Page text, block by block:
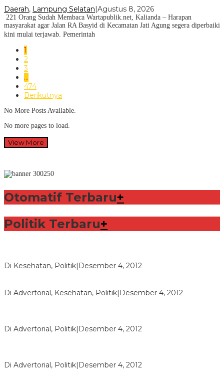
Daerah, Lampung Selatan Agustus 8, 2026
221 Orang Sudah Membaca Wartapublik.net, Kalianda – Harapan
masyarakat agar Jalan RA Basyid di Kecamatan Jati Agung segera diperbaiki
kini mulai terjawab. Pemerintah
1
2
3
…
474
Berikutnya
No More Posts Available.
No more pages to load.
View More
Otomatif Terbaru+
Politik Terbaru+
Di Kesehatan, Politik Desember 4, 2012
Di Advertorial, Kesehatan, Politik Desember 4, 2012
Di Advertorial, Politik Desember 4, 2012
Di Advertorial, Politik Desember 4, 2012